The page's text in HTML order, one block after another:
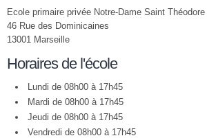
Ecole primaire privée Notre-Dame Saint Théodore
46 Rue des Dominicaines
13001 Marseille
Horaires de l'école
Lundi de 08h00 à 17h45
Mardi de 08h00 à 17h45
Jeudi de 08h00 à 17h45
Vendredi de 08h00 à 17h45